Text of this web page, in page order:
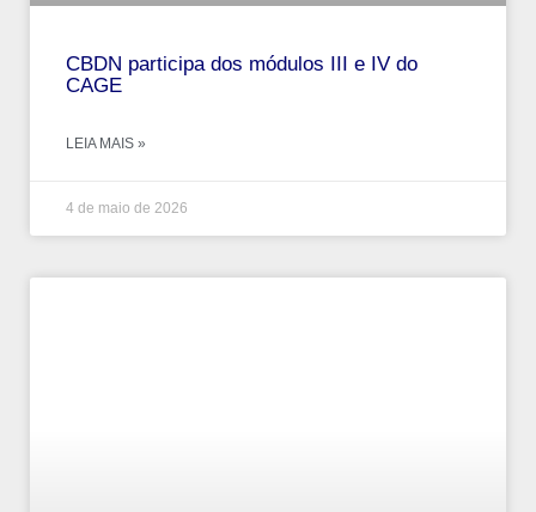
CBDN participa dos módulos III e IV do
CAGE
LEIA MAIS »
4 de maio de 2026